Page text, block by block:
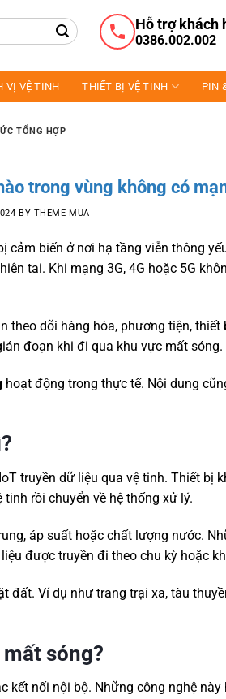
Hỗ trợ khách
0386.002.002
VỊ VỆ TINH THIẾT BỊ VỆ TINH PIN
TỔNG HỢP
trong vùng không có
BY THEME MUA
cảm biến ở nơi hạ tầng viễn thông
tai. Khi mạng 3G, 4G hoặc 5G
theo dõi hàng hóa, phương tiện, thiết
đoạn khi đi qua khu vực mất sóng.
hoạt động trong thực tế. Nội dung
truyền dữ liệu qua vệ tinh. Thiết bị
rồi chuyển về hệ thống xử lý.
áp suất hoặc chất lượng nước.
được truyền đi theo chu kỳ hoặc
đất. Ví dụ như trang trại xa, tàu
sóng?
kết nối nội bộ. Những công nghệ